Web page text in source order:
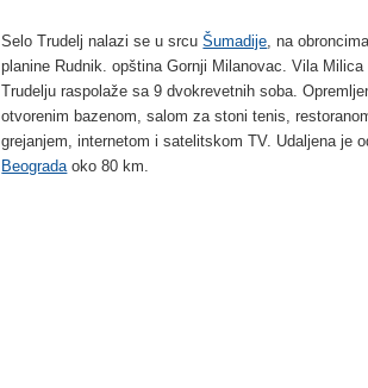
Selo Trudelj nalazi se u srcuŠumadije, na
planine Rudnik. opština Gornji Milanovac. Vila Milica
Trudelju raspolaže sa 9 dvokrevetnih soba.
otvorenim bazenom, salom za stoni tenis,
grejanjem, internetom i satelitskom TV. Udaljena je
Beogradaoko 80 km.